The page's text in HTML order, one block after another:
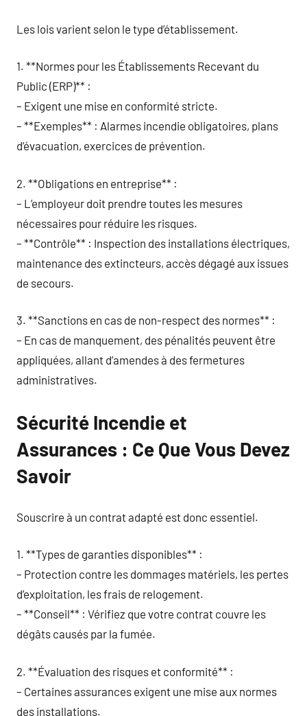
Les lois varient selon le type d’établissement.
1. **Normes pour les Établissements Recevant du
Public (ERP)** :
– Exigent une mise en conformité stricte.
– **Exemples** : Alarmes incendie obligatoires, plans
d’évacuation, exercices de prévention.
2. **Obligations en entreprise** :
– L’employeur doit prendre toutes les mesures
nécessaires pour réduire les risques.
– **Contrôle** : Inspection des installations électriques,
maintenance des extincteurs, accès dégagé aux issues
de secours.
3. **Sanctions en cas de non-respect des normes** :
– En cas de manquement, des pénalités peuvent être
appliquées, allant d’amendes à des fermetures
administratives.
Sécurité Incendie et
Assurances : Ce Que Vous Devez
Savoir
Souscrire à un contrat adapté est donc essentiel.
1. **Types de garanties disponibles** :
– Protection contre les dommages matériels, les pertes
d’exploitation, les frais de relogement.
– **Conseil** : Vérifiez que votre contrat couvre les
dégâts causés par la fumée.
2. **Évaluation des risques et conformité** :
– Certaines assurances exigent une mise aux normes
des installations.